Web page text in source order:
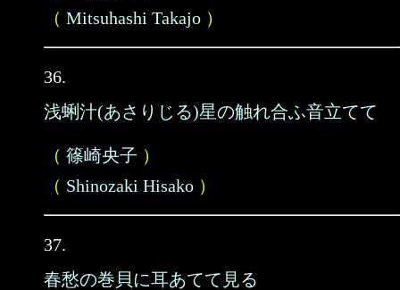
（ Mitsuhashi Takajo ）
36.
浅蜊汁(あさりじる)星の触れ合ふ音立てて
（ 篠崎央子 ）
（ Shinozaki Hisako ）
37.
春愁の巻貝に耳あてて見る